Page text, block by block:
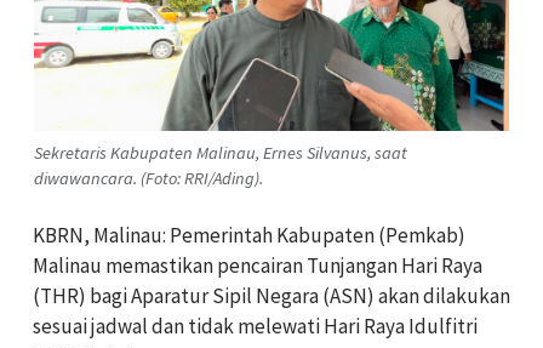
Sekretaris Kabupaten Malinau, Ernes Silvanus, saat
diwawancara. (Foto: RRI/Ading).
KBRN, Malinau: Pemerintah Kabupaten (Pemkab)
Malinau memastikan pencairan Tunjangan Hari Raya
(THR) bagi Aparatur Sipil Negara (ASN) akan dilakukan
sesuai jadwal dan tidak melewati Hari Raya Idulfitri